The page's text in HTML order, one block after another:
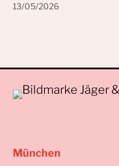
13/05/2026
München